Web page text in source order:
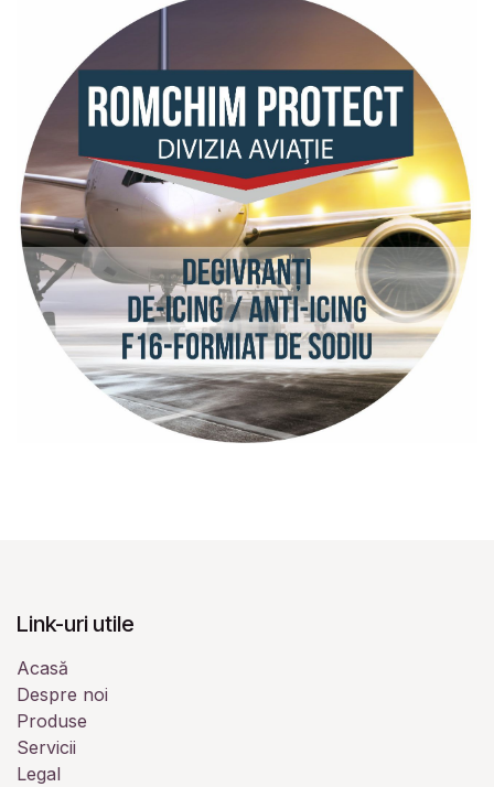
Link-uri utile
Acasă
Despre noi
Produse
Servicii
Legal